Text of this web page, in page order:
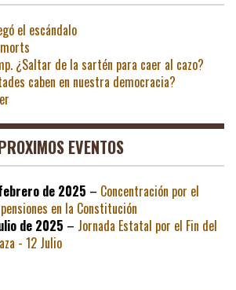
el escándalo
¿Saltar de la sartén para caer al cazo?
caben en nuestra democracia?
EVENTOS
de 2025 – Concentración por el
en la Constitución
de 2025 – Jornada Estatal por el Fin del
- 12 Julio